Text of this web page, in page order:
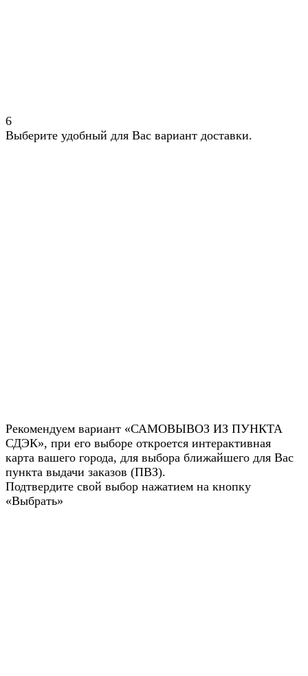
6
Выберите удобный для Вас вариант доставки.
Рекомендуем вариант «САМОВЫВОЗ ИЗ ПУНКТА
СДЭК», при его выборе откроется интерактивная
карта вашего города, для выбора ближайшего для Вас
пункта выдачи заказов (ПВЗ).
Подтвердите свой выбор нажатием на кнопку
«Выбрать»